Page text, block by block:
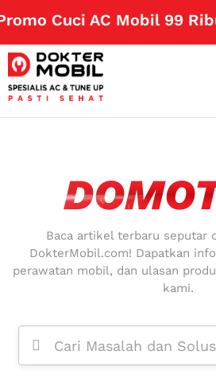
Cuci AC Mobil 99
Baca artikel terbaru seputar
DokterMobil.com! Dapatkan
perawatan mobil, dan ulasan
kami.